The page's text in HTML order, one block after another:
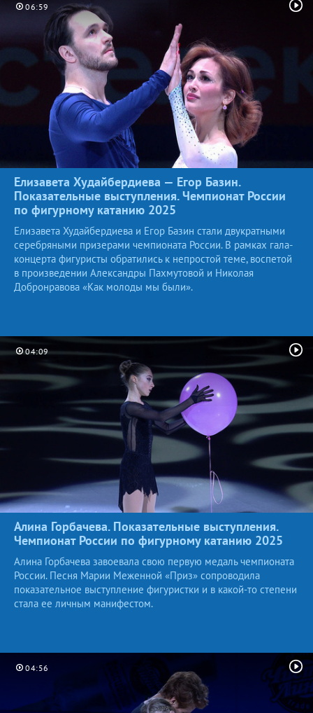
06:59
Елизавета Худайбердиева — Егор Базин.
Показательные выступления. Чемпионат России
по фигурному катанию 2025
Елизавета Худайбердиева и Егор Базин стали двукратными
серебряными призерами чемпионата России. В рамках гала-
концерта фигуристы обратились к непростой теме, воспетой
в произведении Александры Пахмутовой и Николая
Добронравова «Как молоды мы были».
04:09
Алина Горбачева. Показательные выступления.
Чемпионат России по фигурному катанию 2025
Алина Горбачева завоевала свою первую медаль чемпионата
России. Песня Марии Меженной «Приз» сопроводила
показательное выступление фигуристки и в какой-то степени
стала ее личным манифестом.
04:56